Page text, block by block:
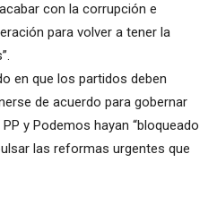
con la corrupción e
para volver a tener la
en que los partidos deben
de acuerdo para gobernar
y Podemos hayan “bloqueado
las reformas urgentes que